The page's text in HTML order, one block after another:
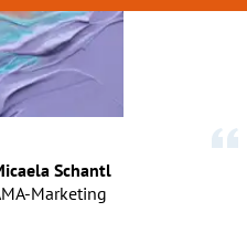
Schantl
Marketing